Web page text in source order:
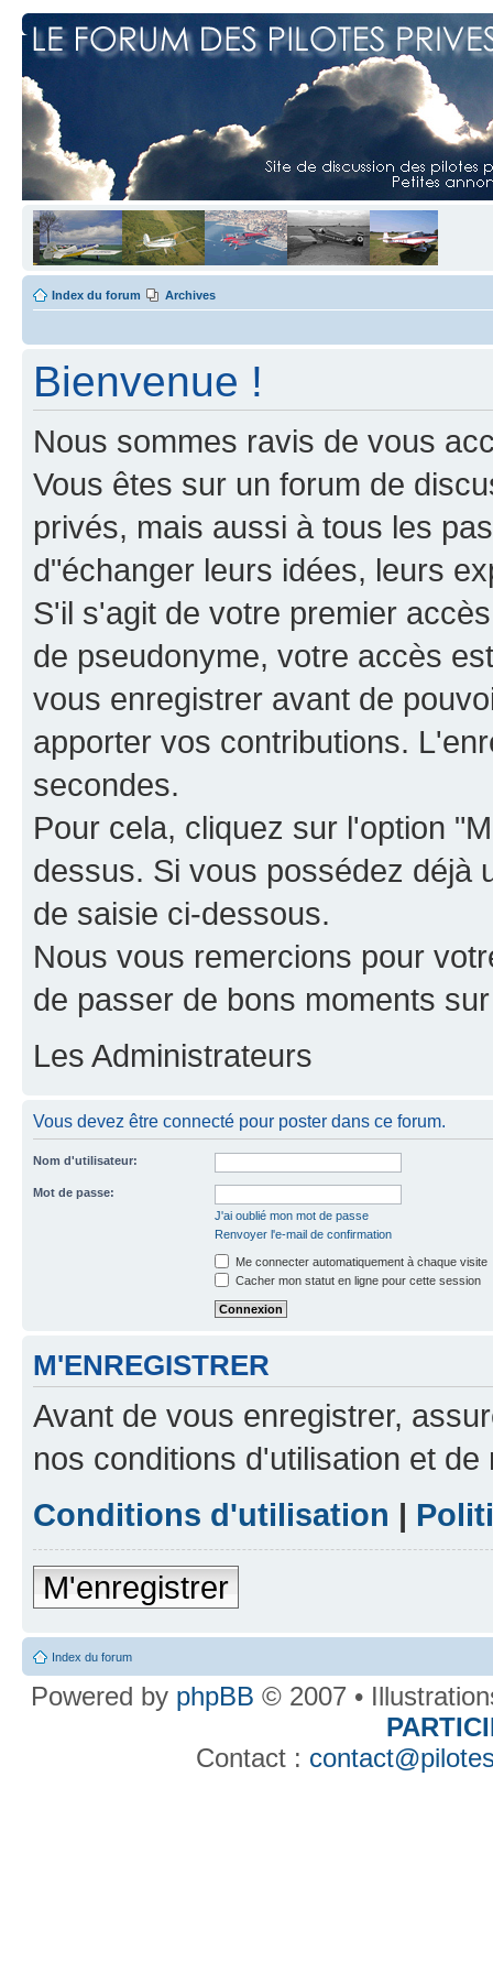
Index du forum Archives
Bienvenue !
Nous sommes ravis de vous
Vous êtes sur un forum de
privés, mais aussi à tous les
d"échanger leurs idées, leurs
S'il s'agit de votre premier
de pseudonyme, votre accès
vous enregistrer avant de
apporter vos contributions.
secondes.
Pour cela, cliquez sur l'option
dessus. Si vous possédez déjà
de saisie ci-dessous.
Nous vous remercions pour
de passer de bons moments
Les Administrateurs
Vous devez être connecté pour poster dans ce forum.
Nom d'utilisateur:
Mot de passe:
J'ai oublié mon mot de passe
Renvoyer l'e-mail de confirmation
Me connecter automatiquement à chaque visite
Cacher mon statut en ligne pour cette session
M'ENREGISTRER
Avant de vous enregistrer,
nos conditions d'utilisation et
Conditions d'utilisation |
M'enregistrer
Index du forum
Powered by phpBB © 2007 •
Contact :